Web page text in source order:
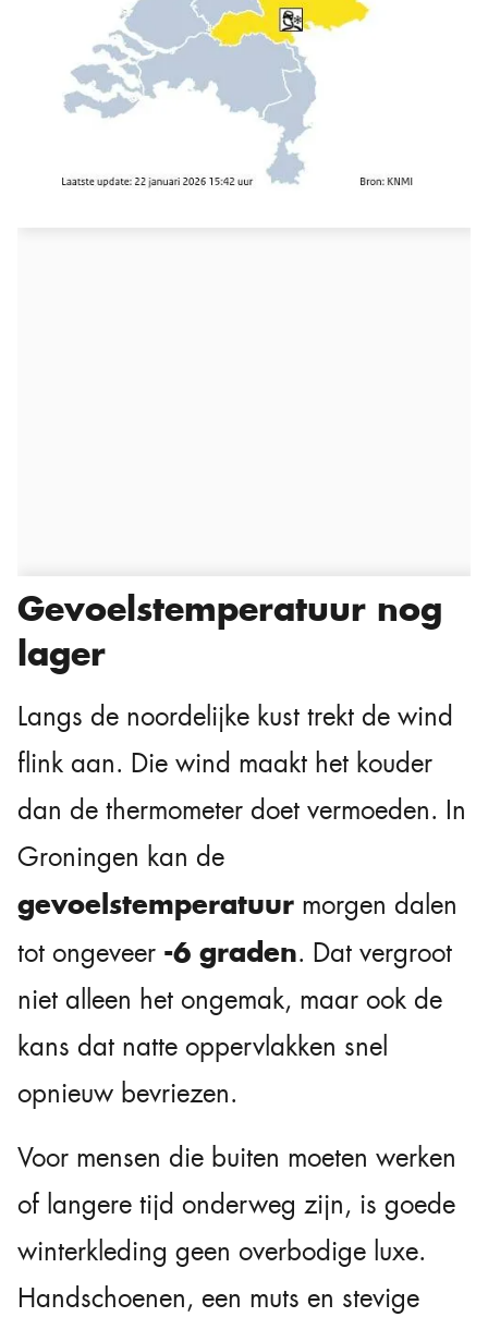
Gevoelstemperatuur nog
lager
Langs de noordelijke kust trekt de wind
flink aan. Die wind maakt het kouder
dan de thermometer doet vermoeden. In
Groningen kan de
gevoelstemperatuur morgen dalen
tot ongeveer -6 graden. Dat vergroot
niet alleen het ongemak, maar ook de
kans dat natte oppervlakken snel
opnieuw bevriezen.
Voor mensen die buiten moeten werken
of langere tijd onderweg zijn, is goede
winterkleding geen overbodige luxe.
Handschoenen, een muts en stevige